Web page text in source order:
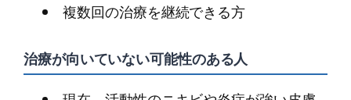
複数回の治療を継続できる方
治療が向いていない可能性のある人